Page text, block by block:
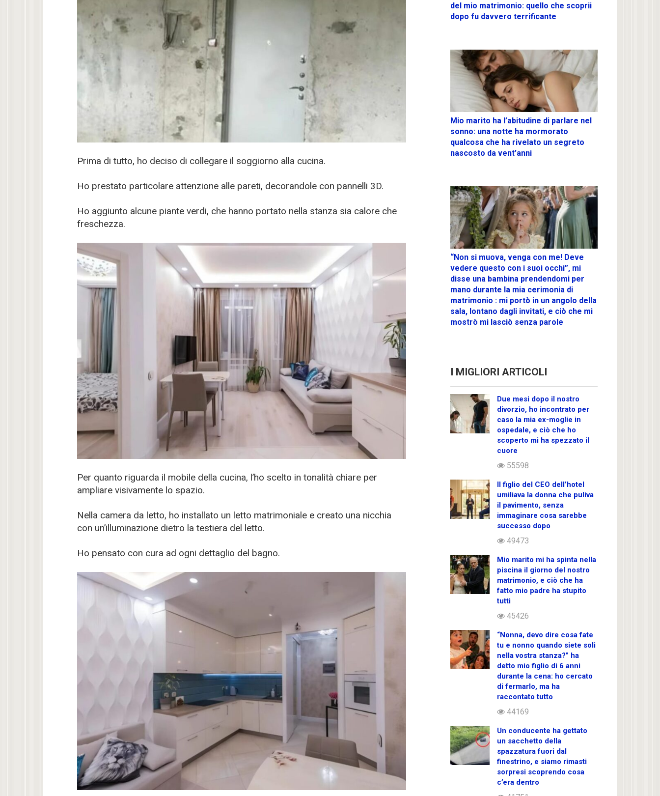
Prima di tutto, ho deciso di collegare il soggiorno alla cucina.
Ho prestato particolare attenzione alle pareti, decorandole con pannelli 3D.
Ho aggiunto alcune piante verdi, che hanno portato nella stanza sia calore che
freschezza.
Per quanto riguarda il mobile della cucina, l’ho scelto in tonalità chiare per
ampliare visivamente lo spazio.
Nella camera da letto, ho installato un letto matrimoniale e creato una nicchia
con un’illuminazione dietro la testiera del letto.
Ho pensato con cura ad ogni dettaglio del bagno.
del mio matrimonio: quello che scoprii
dopo fu davvero terrificante
Mio marito ha l’abitudine di parlare nel
sonno: una notte ha mormorato
qualcosa che ha rivelato un segreto
nascosto da vent’anni
“Non si muova, venga con me! Deve
vedere questo con i suoi occhi”, mi
disse una bambina prendendomi per
mano durante la mia cerimonia di
matrimonio : mi portò in un angolo della
sala, lontano dagli invitati, e ciò che mi
mostrò mi lasciò senza parole
I MIGLIORI ARTICOLI
Due mesi dopo il nostro
divorzio, ho incontrato per
caso la mia ex-moglie in
ospedale, e ciò che ho
scoperto mi ha spezzato il
cuore
55598
Il figlio del CEO dell’hotel
umiliava la donna che puliva
il pavimento, senza
immaginare cosa sarebbe
successo dopo
49473
Mio marito mi ha spinta nella
piscina il giorno del nostro
matrimonio, e ciò che ha
fatto mio padre ha stupito
tutti
45426
“Nonna, devo dire cosa fate
tu e nonno quando siete soli
nella vostra stanza?” ha
detto mio figlio di 6 anni
durante la cena: ho cercato
di fermarlo, ma ha
raccontato tutto
44169
Un conducente ha gettato
un sacchetto della
spazzatura fuori dal
finestrino, e siamo rimasti
sorpresi scoprendo cosa
c’era dentro